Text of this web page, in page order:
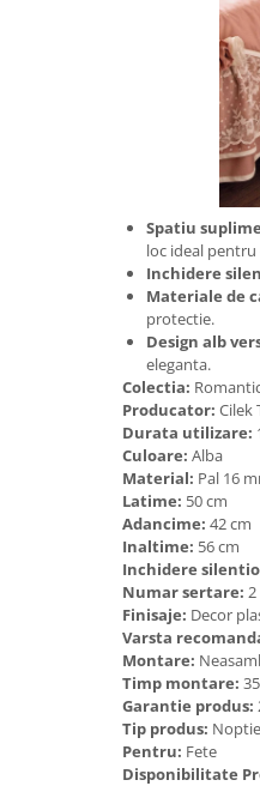
Spatiu
loc ideal
Inchidere
Materiale de
protectie.
Design alb
eleganta.
Colectia:
Producator: Cilek
Durata utilizare:
Culoare: Alba
Material: Pal 16
Latime: 50 cm
Adancime: 42 cm
Inaltime: 56 cm
Inchidere
Numar sertare: 2
Finisaje: Decor
Varsta
Montare:
Timp montare:
Garantie produs:
Tip produs:
Pentru: Fete
Disponibilitate